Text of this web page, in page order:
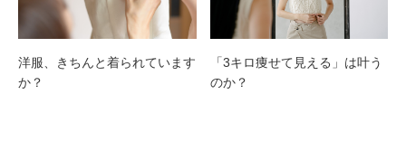
洋服、きちんと着られています
か？
「3キロ痩せて見える」は叶う
のか？